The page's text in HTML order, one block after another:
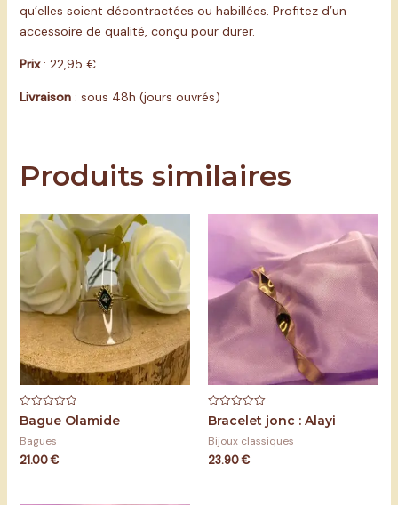
qu’elles soient décontractées ou habillées. Profitez d’un
accessoire de qualité, conçu pour durer.
Prix: 22,95 €
Livraison: sous 48h (jours ouvrés)
Produits similaires
Note
0
sur
Bague Olamide
Bagues
21.00€
Note
0
sur
Bracelet jonc : Alayi
Bijoux classiques
23.90€